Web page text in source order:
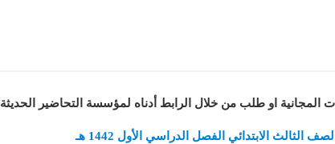
المجانية او طلب من خلال الرابط أدناه لمؤسسة التحاضير الحديثة
الابتدائي الفصل الدراسي الأول 1442 هـ